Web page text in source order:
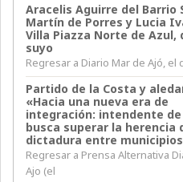
Aracelis Aguirre del Barrio
Martín de Porres y Lucia
Villa Piazza Norte de Azul,
suyo
Regresar a Diario Mar de Ajó, el
Partido de la Costa y
«Hacia una nueva era de
integración: intendente de
busca superar la herencia
dictadura entre
Regresar a Prensa Alternativa
Ajo (el